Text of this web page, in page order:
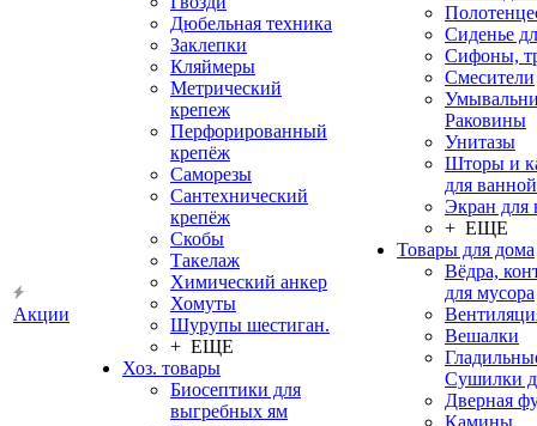
Акции
Дюбельная техника
Заклепки
Кляймеры
Метрический
крепеж
Перфорированный
крепёж
Саморезы
Сантехнический
крепёж
Скобы
Такелаж
Химический анкер
Хомуты
Шурупы шестиган.
+ ЕЩЕ
Хоз. товары
Биосептики для
выгребных ям
Сиденье
Сифоны,
Смесители
Раковины
Унитазы
Шторы и
для ванной
Экран для
+ ЕЩЕ
Товары для дома
Вёдра,
для мусора
Вешалки
Сушилки
Дверная
Камины